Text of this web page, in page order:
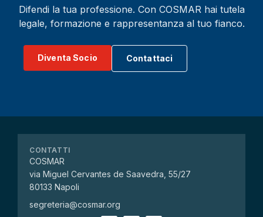
Difendi la tua professione. Con COSMAR hai tutela
legale, formazione e rappresentanza al tuo fianco.
Diventa Socio Contattaci
CONTATTI
COSMAR
via Miguel Cervantes de Saavedra, 55/27
80133 Napoli
segreteria@cosmar.org